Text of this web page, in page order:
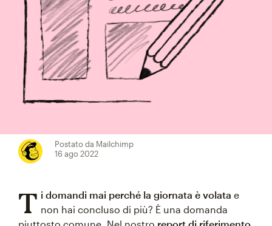
Postato da Mailchimp
16 ago 2022
T i domandi mai perché la giornata è volata e
non hai concluso di più? È una domanda